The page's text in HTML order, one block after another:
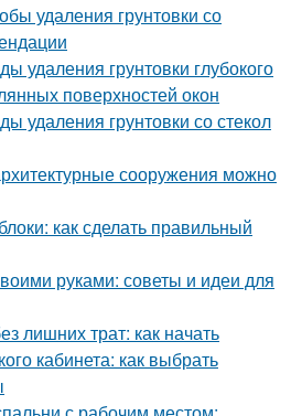
удаления грунтовки со
удаления грунтовки глубокого
поверхностей окон
удаления грунтовки со стекол
сооружения можно
как сделать правильный
руками: советы и идеи для
лишних трат: как начать
кабинета: как выбрать